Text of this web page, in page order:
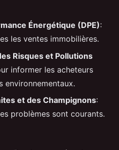
Énergétique (DPE):
les ventes immobilières.
Risques et Pollutions
informer les acheteurs
environnementaux.
et des Champignons:
problèmes sont courants.